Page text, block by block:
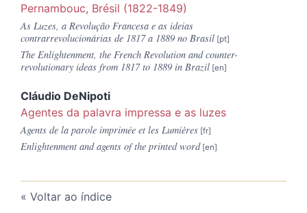
Pernambouc, Brésil (1822-1849)
As Luzes, a Revolução Francesa e as ideias
contrarrevolucionárias de 1817 a 1889 no Brasil
The Enlightenment, the French Revolution and counter-
revolutionary ideas from 1817 to 1889 in Brazil
Cláudio DeNipoti
Agentes da palavra impressa e as luzes
Agents de la parole imprimée et les Lumières
Enlightenment and agents of the printed word
Voltar ao índice